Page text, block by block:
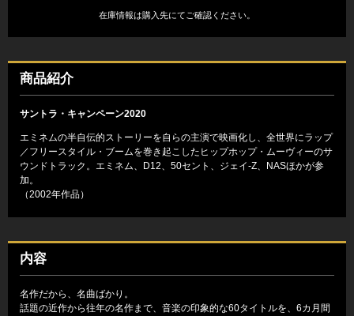
在庫情報は購入先にてご確認ください。
商品紹介
サントラ・キャンペーン2020
エミネムの半自伝的ストーリーを自らの主演で映画化し、全世界にラップ
／フリースタイル・ブームを巻き起こしたヒップホップ・ムーヴィーのサ
ウンドトラック。エミネム、D12、50セント、ジェイ-Z、NASほかが参
加。
（2002年作品）
内容
名作だから、名曲ばかり。
話題の近作から往年の名作まで、音楽の印象的な60タイトルを、6カ月間